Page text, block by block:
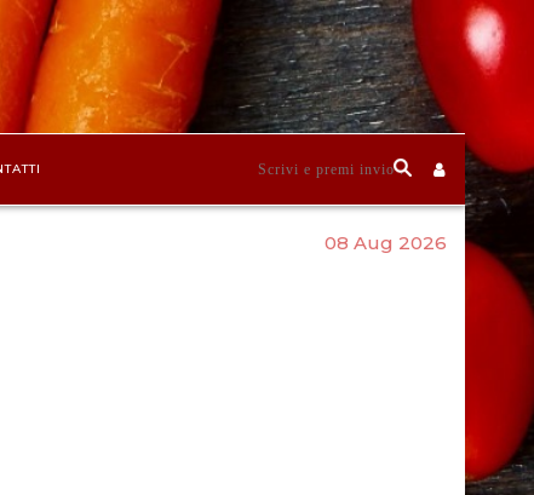
08 Aug 2026